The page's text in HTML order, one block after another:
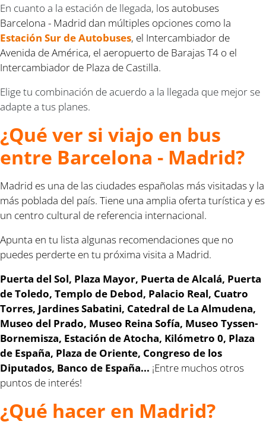
En cuanto a la estación de llegada, los autobuses
Barcelona - Madrid dan múltiples opciones como la
Estación Sur de Autobuses, el Intercambiador de
Avenida de América, el aeropuerto de Barajas T4 o el
Intercambiador de Plaza de Castilla.
Elige tu combinación de acuerdo a la llegada que mejor se
adapte a tus planes.
¿Qué ver si viajo en bus
entre Barcelona - Madrid?
Madrid es una de las ciudades españolas más visitadas y la
más poblada del país. Tiene una amplia oferta turística y es
un centro cultural de referencia internacional.
Apunta en tu lista algunas recomendaciones que no
puedes perderte en tu próxima visita a Madrid.
Puerta del Sol, Plaza Mayor, Puerta de Alcalá, Puerta
de Toledo, Templo de Debod, Palacio Real, Cuatro
Torres, Jardines Sabatini, Catedral de La Almudena,
Museo del Prado, Museo Reina Sofía, Museo Tyssen-
Bornemisza, Estación de Atocha, Kilómetro 0, Plaza
de España, Plaza de Oriente, Congreso de los
Diputados, Banco de España... ¡Entre muchos otros
puntos de interés!
¿Qué hacer en Madrid?